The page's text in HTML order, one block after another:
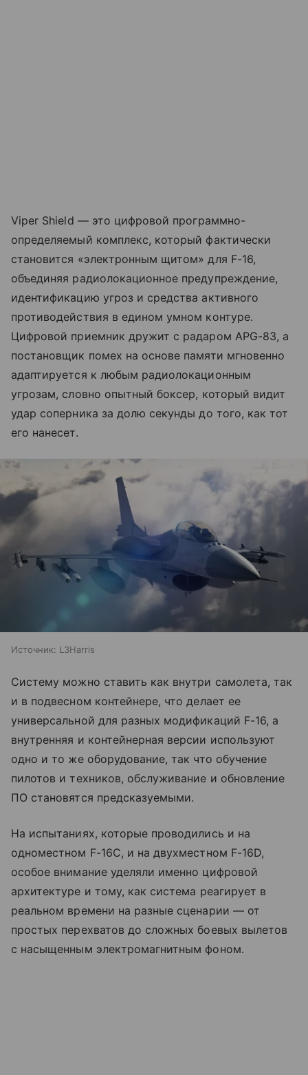
Viper Shield — это цифровой программно-
определяемый комплекс, который фактически
становится «электронным щитом» для F-16,
объединяя радиолокационное предупреждение,
идентификацию угроз и средства активного
противодействия в едином умном контуре.
Цифровой приемник дружит с радаром APG-83, а
постановщик помех на основе памяти мгновенно
адаптируется к любым радиолокационным
угрозам, словно опытный боксер, который видит
удар соперника за долю секунды до того, как тот
его нанесет.
Источник: L3Harris
Систему можно ставить как внутри самолета, так
и в подвесном контейнере, что делает ее
универсальной для разных модификаций F-16, а
внутренняя и контейнерная версии используют
одно и то же оборудование, так что обучение
пилотов и техников, обслуживание и обновление
ПО становятся предсказуемыми.
На испытаниях, которые проводились и на
одноместном F-16C, и на двухместном F-16D,
особое внимание уделяли именно цифровой
архитектуре и тому, как система реагирует в
реальном времени на разные сценарии — от
простых перехватов до сложных боевых вылетов
с насыщенным электромагнитным фоном.